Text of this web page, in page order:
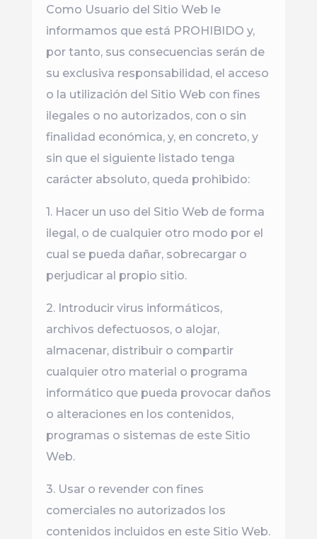
Como Usuario del Sitio Web le
informamos que está PROHIBIDO y,
por tanto, sus consecuencias serán de
su exclusiva responsabilidad, el acceso
o la utilización del Sitio Web con fines
ilegales o no autorizados, con o sin
finalidad económica, y, en concreto, y
sin que el siguiente listado tenga
carácter absoluto, queda prohibido:
1. Hacer un uso del Sitio Web de forma
ilegal, o de cualquier otro modo por el
cual se pueda dañar, sobrecargar o
perjudicar al propio sitio.
2. Introducir virus informáticos,
archivos defectuosos, o alojar,
almacenar, distribuir o compartir
cualquier otro material o programa
informático que pueda provocar daños
o alteraciones en los contenidos,
programas o sistemas de este Sitio
Web.
3. Usar o revender con fines
comerciales no autorizados los
contenidos incluidos en este Sitio Web.